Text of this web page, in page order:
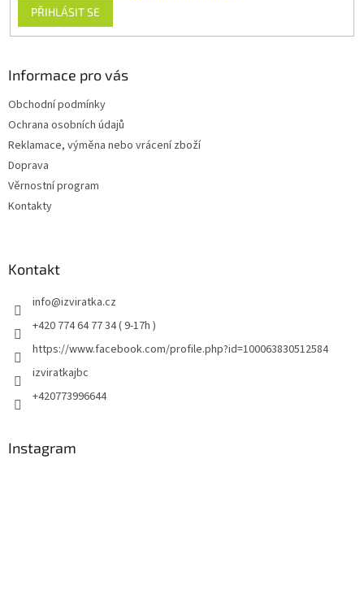
PŘIHLÁSIT SE
Informace pro vás
Obchodní podmínky
Ochrana osobních údajů
Reklamace, výměna nebo vrácení zboží
Doprava
Věrnostní program
Kontakty
Kontakt
info@izviratka.cz
+420 774 64 77 34 ( 9-17h )
https://www.facebook.com/profile.php?id=100063830512584
izviratkajbc
+420773996644
Instagram